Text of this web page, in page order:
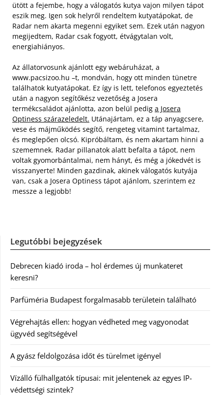
ütött a fejembe, hogy a válogatós kutya vajon milyen tápot
eszik meg. Igen sok helyről rendeltem kutyatápokat, de
Radar nem akarta megenni egyiket sem. Ezek után nagyon
megijedtem, Radar csak fogyott, étvágytalan volt,
energiahiányos.
Az állatorvosunk ajánlott egy webáruházat, a
www.pacsizoo.hu –t, mondván, hogy ott minden tünetre
találhatok kutyatápokat. Ez így is lett, telefonos egyeztetés
után a nagyon segítőkész vezetőség a Josera
termékcsaládot ajánlotta, azon belül pedig a Josera
Optiness szárazeledelt. Utánajártam, ez a táp anyagcsere,
vese és májműködés segítő, rengeteg vitamint tartalmaz,
és meglepően olcsó. Kipróbáltam, és nem akartam hinni a
szememnek. Radar pillanatok alatt befalta a tápot, nem
voltak gyomorbántalmai, nem hányt, és még a jókedvét is
visszanyerte! Minden gazdinak, akinek válogatós kutyája
van, csak a Josera Optiness tápot ajánlom, szerintem ez
messze a legjobb!
Legutóbbi bejegyzések
Debrecen kiadó iroda – hol érdemes új munkateret
keresni?
Parfüméria Budapest forgalmasabb területein található
Végrehajtás ellen: hogyan védheted meg vagyonodat
ügyvéd segítségével
A gyász feldolgozása időt és türelmet igényel
Vízálló fülhallgatók típusai: mit jelentenek az egyes IP-
védettségi szintek?